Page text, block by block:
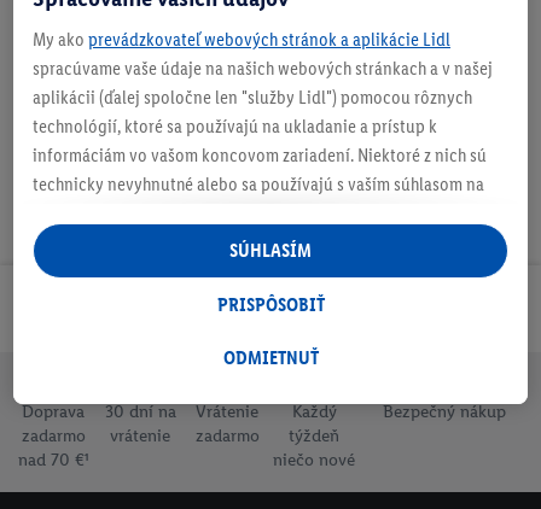
Podrobnosti o bezpečnosti produktu
Odoberaj Newsletter!
Doprava
zadarmo
nad 70 €¹
30 dní na
vrátenie
Vrátenie
zadarmo
Každý
týždeň
niečo nové
Bezpečný nákup
My ako prevádzkovateľ webových stránok a aplikácie Lidl
spracúvame vaše údaje na našich webových stránkach a v našej
aplikácii (ďalej spoločne len "služby Lidl") pomocou rôznych
technológií, ktoré sa používajú na ukladanie a prístup k
informáciám vo vašom koncovom zariadení. Niektoré z nich sú
technicky nevyhnutné alebo sa používajú s vaším súhlasom na
personalizovanú reklamu v rámci služieb Lidl aj mimo nich. Ak
ste účastníkom programu Lidl Plus, na tieto účely sa spracúvajú
aj údaje z vášho nákupného správania v obchode.
následne si vytvoríte účet Lidl Plus alebo sa prihlásite do svojho
tiež vytvoriť špeciálny online identifikátor z e-mailovej adresy,
ktorú tam uvediete, aby sme vás mohli rozpoznať v službách
prevádzkovaných tretími stranami a zobrazovať vám
ODMIETNUŤ
PRISPÔSOBIŤ
SÚHLASÍM